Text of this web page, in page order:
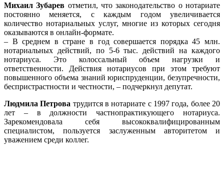
Михаил Зубарев отметил, что законодательство о нотариате
постоянно меняется, с каждым годом увеличивается
количество нотариальных услуг, многие из которых сегодня
оказываются в онлайн-формате.
– В среднем в стране в год совершается порядка 45 млн.
нотариальных действий, по 5-6 тыс. действий на каждого
нотариуса. Это колоссальный объем нагрузки и
ответственности. Действия нотариусов при этом требуют
повышенного объема знаний юриспруденции, безупречности,
беспристрастности и честности, – подчеркнул депутат.
Людмила Петрова трудится в нотариате с 1997 года, более 20
лет – в должности частнопрактикующего нотариуса.
Зарекомендовала себя высококвалифицированным
специалистом, пользуется заслуженным авторитетом и
уважением среди коллег.